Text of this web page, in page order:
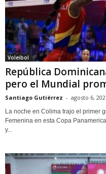
Voleibol
República
pero el Mundial
Santiago Gutiérrez - agosto 6,
La noche en Colima trajo el primer
Femenina en esta Copa
y...